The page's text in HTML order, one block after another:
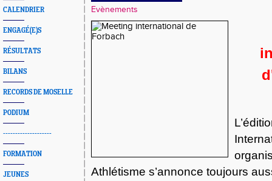
CALENDRIER
ENGAGÉ(E)S
RÉSULTATS
BILANS
RECORDS DE MOSELLE
PODIUM
--------------------
FORMATION
JEUNES
Evènements
Athlétisme s’annonce toujours